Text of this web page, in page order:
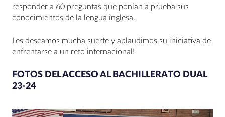
responder a 60 preguntas que ponían a prueba sus
conocimientos de la lengua inglesa.
Les deseamos mucha suerte y aplaudimos su iniciativa de
enfrentarse a un reto internacional!
FOTOS DEL ACCESO AL BACHILLERATO DUAL
23-24